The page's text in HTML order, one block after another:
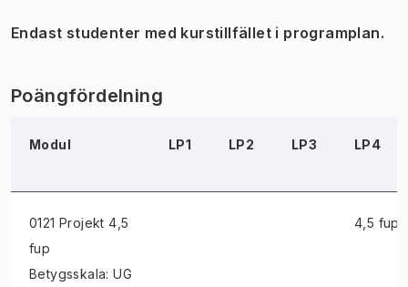
Endast studenter med kurstillfället i programplan.
Poängfördelning
Modul LP1 LP2 LP3 LP4
0121 Projekt 4,5
fup
Betygsskala: UG
4,5 fup